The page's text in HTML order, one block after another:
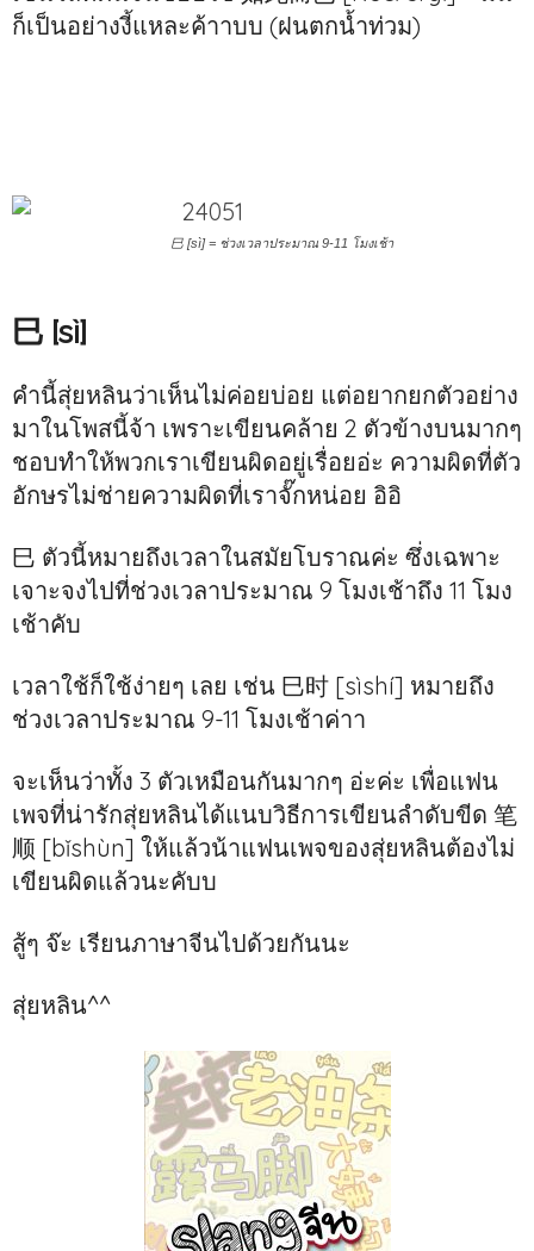
ก็เป็นอย่างงี้แหละค้าาบบ (ฝนตกน้ำท่วม)
巳 [sì] = ช่วงเวลาประมาณ 9-11 โมงเช้า
巳 [sì]
คำนี้สุ่ยหลินว่าเห็นไม่ค่อยบ่อย แต่อยากยกตัวอย่าง
มาในโพสนี้จ้า เพราะเขียนคล้าย 2 ตัวข้างบนมากๆ
ชอบทำให้พวกเราเขียนผิดอยู่เรื่อยอ่ะ ความผิดที่ตัว
อักษรไม่ช่ายความผิดที่เราจั๊กหน่อย อิอิ
巳 ตัวนี้หมายถึงเวลาในสมัยโบราณค่ะ ซึ่งเฉพาะ
เจาะจงไปที่ช่วงเวลาประมาณ 9 โมงเช้าถึง 11 โมง
เช้าคับ
เวลาใช้ก็ใช้ง่ายๆ เลย เช่น 巳时 [sìshí] หมายถึง
ช่วงเวลาประมาณ 9-11 โมงเช้าค่าา
จะเห็นว่าทั้ง 3 ตัวเหมือนกันมากๆ อ่ะค่ะ เพื่อแฟน
เพจที่น่ารักสุ่ยหลินได้แนบวิธีการเขียนลำดับขีด 笔
顺 [bǐshùn] ให้แล้วน้าแฟนเพจของสุ่ยหลินต้องไม่
เขียนผิดแล้วนะคับบ
สู้ๆ จ๊ะ เรียนภาษาจีนไปด้วยกันนะ
สุ่ยหลิน^^